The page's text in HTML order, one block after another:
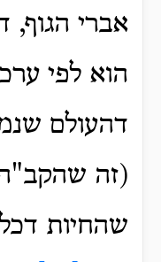
אברי הגוף,
הוא לפי
דהעולם
(זה
שהחיות